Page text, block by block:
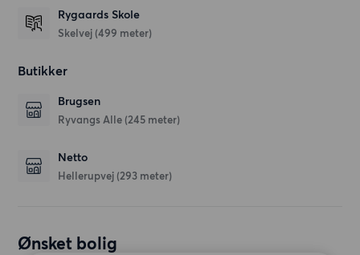
Rygaards Skole
Skelvej (499 meter)
Butikker
Brugsen
Ryvangs Alle (245 meter)
Netto
Hellerupvej (293 meter)
Ønsket bolig